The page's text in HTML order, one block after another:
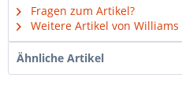
Fragen zum Artikel?
Weitere Artikel von Williams
Ähnliche Artikel